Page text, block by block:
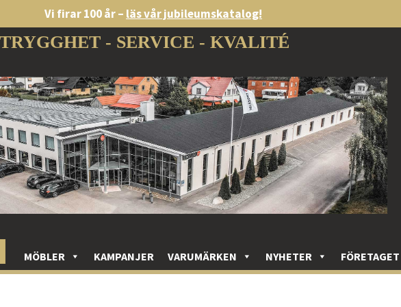
Vi firar 100 år – läs vår jubileumskatalog!
TRYGGHET - SERVICE - KVALITÉ
MÖBLER KAMPANJER VARUMÄRKEN NYHETER FÖRETAGET